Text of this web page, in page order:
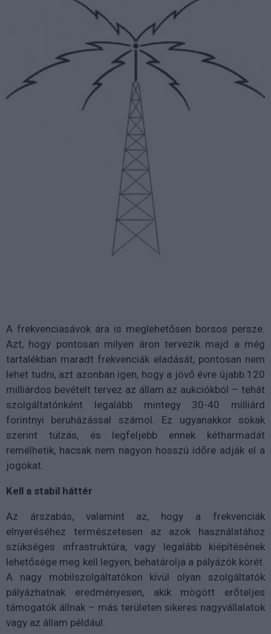
A frekvenciasávok ára is meglehetősen borsos persze.
Azt, hogy pontosan milyen áron tervezik majd a még
tartalékban maradt frekvenciák eladását, pontosan nem
lehet tudni, azt azonban igen, hogy a jövő évre újabb 120
milliárdos bevételt tervez az állam az aukciókból – tehát
szolgáltatónként legalább mintegy 30-40 milliárd
forintnyi beruházással számol. Ez ugyanakkor sokak
szerint túlzás, és legfeljebb ennek kétharmadát
remélhetik, hacsak nem nagyon hosszú időre adják el a
jogokat.
Kell a stabil háttér
Az árszabás, valamint az, hogy a frekvenciák
elnyeréséhez természetesen az azok használatához
szükséges infrastruktúra, vagy legalább kiépítésének
lehetősége meg kell legyen, behatárolja a pályázók körét.
A nagy mobilszolgáltatókon kívül olyan szolgáltatók
pályázhatnak eredményesen, akik mögött erőteljes
támogatók állnak – más területen sikeres nagyvállalatok
vagy az állam például.